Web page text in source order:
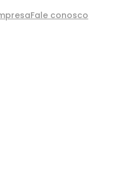
Fale conosco